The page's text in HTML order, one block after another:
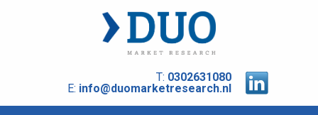
T: 0302631080
E: info@duomarketresearch.nl